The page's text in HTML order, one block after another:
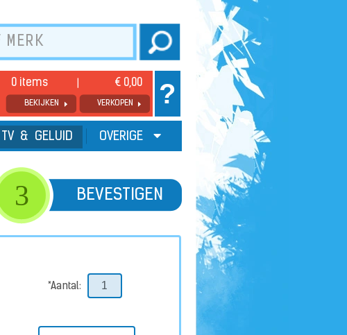
0 items € 0,00
BEKIJKEN VERKOPEN ?
TV & GELUID OVERIGE
3 BEVESTIGEN
*Aantal: